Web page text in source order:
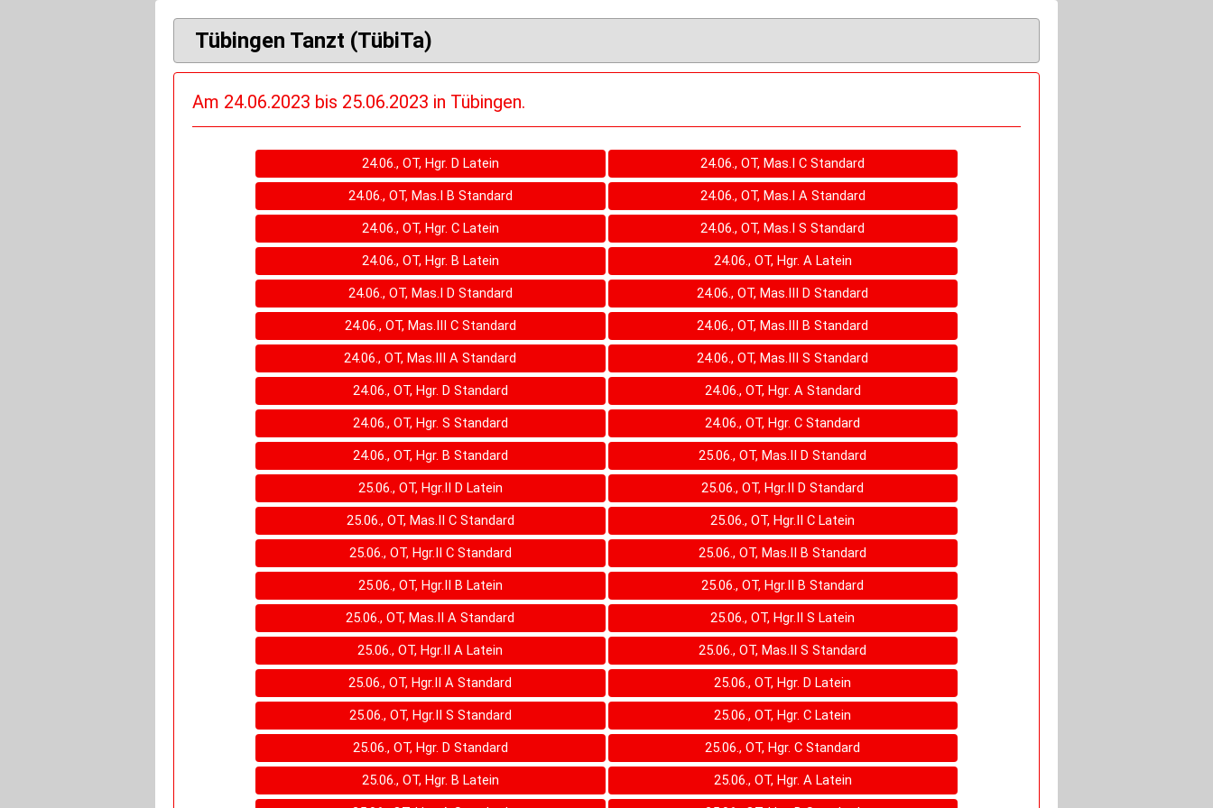
Tübingen Tanzt (TübiTa)
Am 24.06.2023 bis 25.06.2023 in Tübingen.
24.06., OT, Hgr. D Latein
24.06., OT, Mas.I C Standard
24.06., OT, Mas.I B Standard
24.06., OT, Mas.I A Standard
24.06., OT, Hgr. C Latein
24.06., OT, Mas.I S Standard
24.06., OT, Hgr. B Latein
24.06., OT, Hgr. A Latein
24.06., OT, Mas.I D Standard
24.06., OT, Mas.III D Standard
24.06., OT, Mas.III C Standard
24.06., OT, Mas.III B Standard
24.06., OT, Mas.III A Standard
24.06., OT, Mas.III S Standard
24.06., OT, Hgr. D Standard
24.06., OT, Hgr. A Standard
24.06., OT, Hgr. S Standard
24.06., OT, Hgr. C Standard
24.06., OT, Hgr. B Standard
25.06., OT, Mas.II D Standard
25.06., OT, Hgr.II D Latein
25.06., OT, Hgr.II D Standard
25.06., OT, Mas.II C Standard
25.06., OT, Hgr.II C Latein
25.06., OT, Hgr.II C Standard
25.06., OT, Mas.II B Standard
25.06., OT, Hgr.II B Latein
25.06., OT, Hgr.II B Standard
25.06., OT, Mas.II A Standard
25.06., OT, Hgr.II S Latein
25.06., OT, Hgr.II A Latein
25.06., OT, Mas.II S Standard
25.06., OT, Hgr.II A Standard
25.06., OT, Hgr. D Latein
25.06., OT, Hgr.II S Standard
25.06., OT, Hgr. C Latein
25.06., OT, Hgr. D Standard
25.06., OT, Hgr. C Standard
25.06., OT, Hgr. B Latein
25.06., OT, Hgr. A Latein